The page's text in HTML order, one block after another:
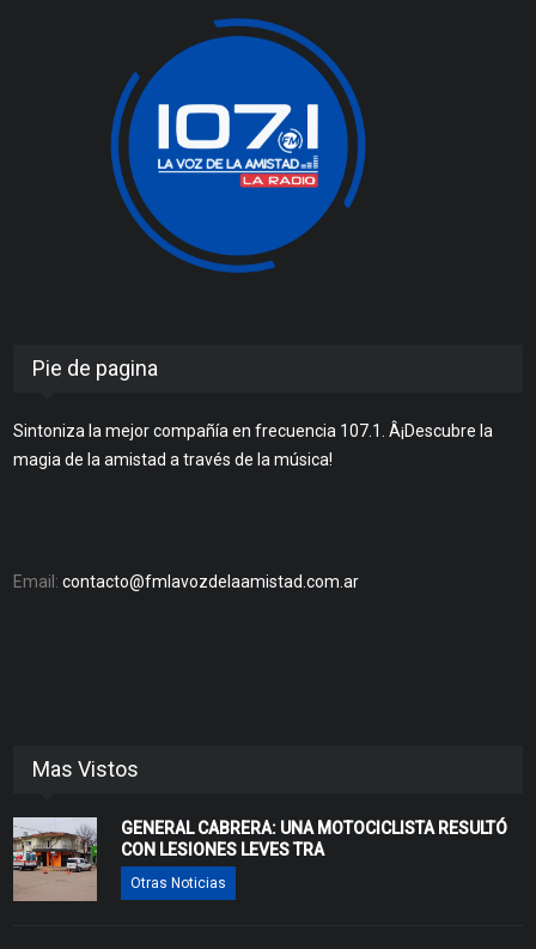
Pie de pagina
Sintoniza la mejor compañía en frecuencia 107.1. Â¡Descubre la
magia de la amistad a través de la música!
Email:contacto@fmlavozdelaamistad.com.ar
Mas Vistos
GENERAL CABRERA: UNA MOTOCICLISTA RESULTÓ
CON LESIONES LEVES TRA
Otras Noticias